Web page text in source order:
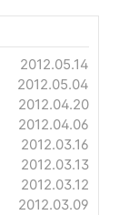
2012.05.14
2012.05.04
2012.04.20
2012.04.06
2012.03.16
2012.03.13
2012.03.12
2012.03.09